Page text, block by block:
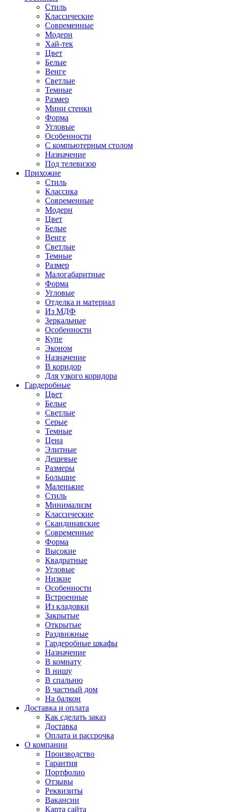
Стиль
Классические
Современные
Модерн
Хай-тек
Цвет
Белые
Венге
Светлые
Темные
Размер
Мини стенки
Форма
Угловые
Особенности
С компьютерным столом
Назначение
Под телевизор
Прихожие
Стиль
Классика
Современные
Модерн
Цвет
Белые
Венге
Светлые
Темные
Размер
Малогабаритные
Форма
Угловые
Отделка и материал
Из МДФ
Зеркальные
Особенности
Купе
Эконом
Назначение
В коридор
Для узкого коридора
Гардеробные
Цвет
Белые
Светлые
Серые
Темные
Цена
Элитные
Дешевые
Размеры
Большие
Маленькие
Стиль
Минимализм
Классические
Скандинавские
Современные
Форма
Высокие
Квадратные
Угловые
Низкие
Особенности
Встроенные
Из кладовки
Закрытые
Открытые
Раздвижные
Гардеробные шкафы
Назначение
В комнату
В нишу
В спальню
В частный дом
На балкон
Доставка и оплата
Как сделать заказ
Доставка
Оплата и рассрочка
О компании
Производство
Гарантия
Портфолио
Отзывы
Реквизиты
Вакансии
Карта сайта